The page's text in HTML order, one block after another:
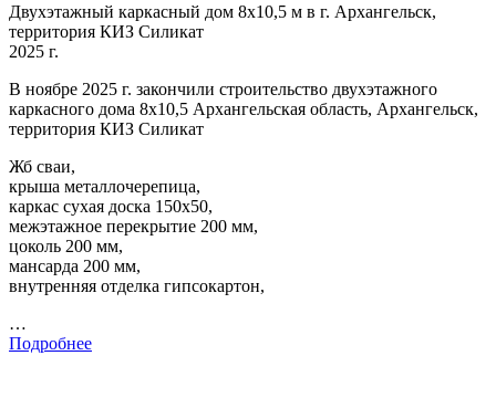
Двухэтажный каркасный дом 8х10,5 м в г. Архангельск,
территория КИЗ Силикат
2025 г.
В ноябре 2025 г. закончили строительство двухэтажного
каркасного дома 8х10,5 Архангельская область, Архангельск,
территория КИЗ Силикат
Жб сваи,
крыша металлочерепица,
каркас сухая доска 150х50,
межэтажное перекрытие 200 мм,
цоколь 200 мм,
мансарда 200 мм,
внутренняя отделка гипсокартон,
…
Подробнее